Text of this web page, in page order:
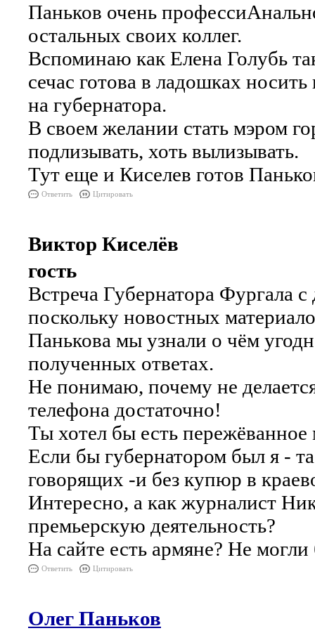
Паньков очень
остальных своих коллег.
Вспоминаю как Елена Голубь
сечас готова в ладошках
на губернатора.
В своем желании стать мэром
подлизывать, хоть вылизывать.
Тут еще и Киселев готов
Ответить Цитировать
Виктор Киселёв
гость
Встреча Губернатора Фургала
поскольку новостных
Панькова мы узнали о чём
полученных ответах.
Не понимаю, почему не
телефона достаточно!
Ты хотел бы есть
Если бы губернатором был я -
говорящих -и без купюр в
Интересно, а как журналист
премьерскую деятельность?
На сайте есть армяне? Не
Ответить Цитировать
Олег Паньков